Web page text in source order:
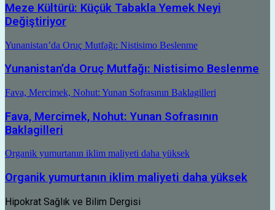
Meze Kültürü: Küçük Tabakla Yemek Neyi
Değiştiriyor
Yunanistan’da Oruç Mutfağı: Nistisimo Beslenme
Yunanistan’da Oruç Mutfağı: Nistisimo Beslenme
Fava, Mercimek, Nohut: Yunan Sofrasının Baklagilleri
Fava, Mercimek, Nohut: Yunan Sofrasının
Baklagilleri
Organik yumurtanın iklim maliyeti daha yüksek
Organik yumurtanın iklim maliyeti daha yüksek
Hipokrat Sağlık ve Bilim Dergisi